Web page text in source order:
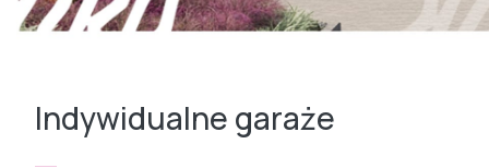
Indywidualne garaże